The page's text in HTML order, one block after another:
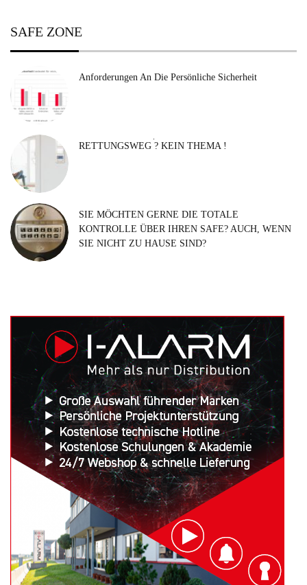
Search
SAFE ZONE
Anforderungen An Die Persönliche Sicherheit
RETTUNGSWEG ? KEIN THEMA !
SIE MÖCHTEN GERNE DIE TOTALE
KONTROLLE ÜBER IHREN SAFE? AUCH, WENN
SIE NICHT ZU HAUSE SIND?